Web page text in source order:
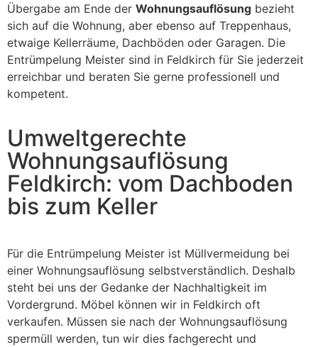
Übergabe am Ende der Wohnungsauflösung bezieht
sich auf die Wohnung, aber ebenso auf Treppenhaus,
etwaige Kellerräume, Dachböden oder Garagen. Die
Entrümpelung Meister sind in Feldkirch für Sie jederzeit
erreichbar und beraten Sie gerne professionell und
kompetent.
Umweltgerechte
Wohnungsauflösung
Feldkirch: vom Dachboden
bis zum Keller
Für die Entrümpelung Meister ist Müllvermeidung bei
einer Wohnungsauflösung selbstverständlich. Deshalb
steht bei uns der Gedanke der Nachhaltigkeit im
Vordergrund. Möbel können wir in Feldkirch oft
verkaufen. Müssen sie nach der Wohnungsauflösung
spermüll werden, tun wir dies fachgerecht und